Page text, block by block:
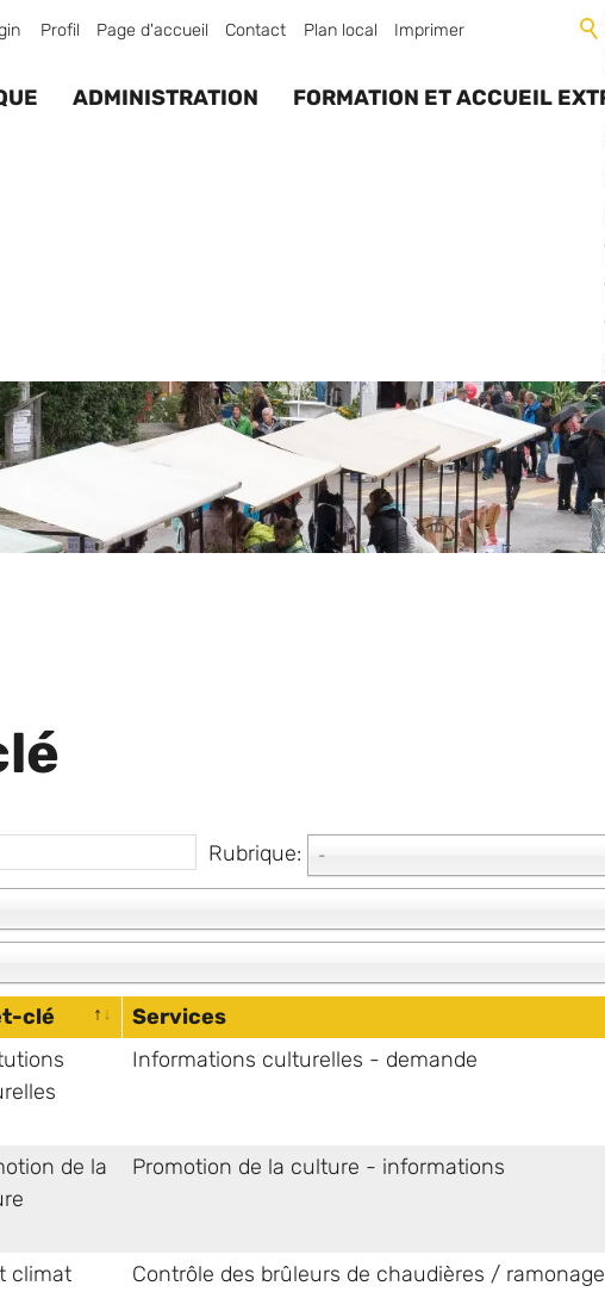
Profil Page d'accueil Contact Plan local Imprimer
ADMINISTRATION FORMATION ET ACCUEIL
Rubrique: -
clé Services
Informations culturelles - demande
de la
Promotion de la culture - informations
climat
Contrôle des brûleurs de chaudières /